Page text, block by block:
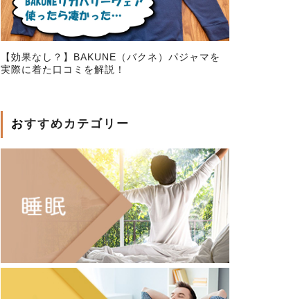
【効果なし？】BAKUNE（バクネ）パジャマを
実際に着た口コミを解説！
おすすめカテゴリー